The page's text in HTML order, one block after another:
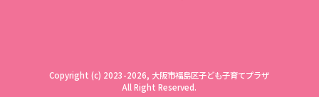
Copyright (c) 2023-2026, 大阪市福島区子ども子育てプラザ
All Right Reserved.